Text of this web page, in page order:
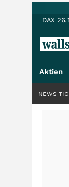
DAX
Aktien
NEWS